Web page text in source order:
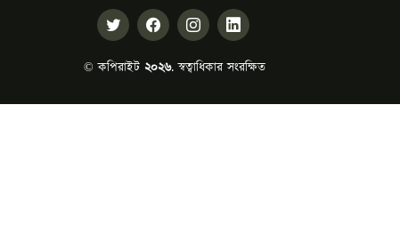
© কপিরাইট ২০২৬. স্বত্বাধিকার সংরক্ষিত